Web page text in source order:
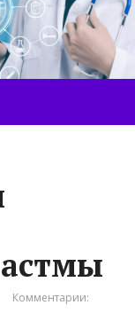
Комментарии: